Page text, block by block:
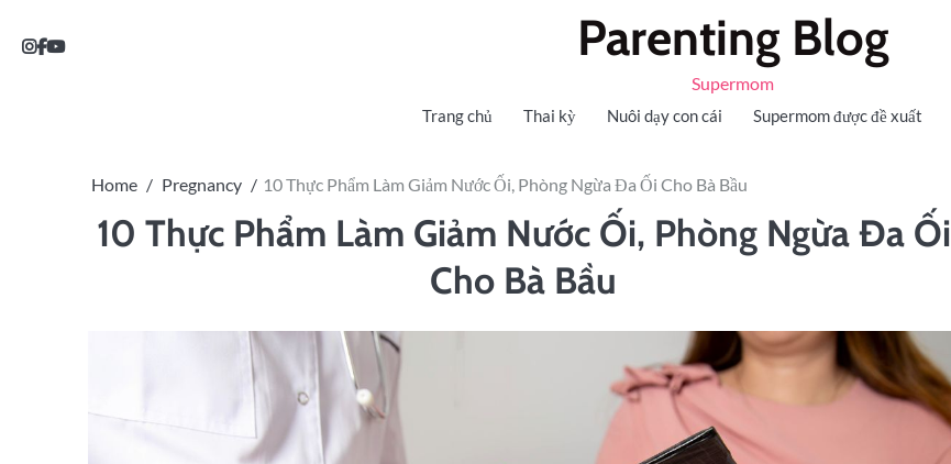
Parenting Blog
Supermom
Trang chủ Thai kỳ Nuôi dạy con cái Supermom được đề xuất
Home Pregnancy 10 Thực Phẩm Làm Giảm Nước Ối, Phòng Ngừa Đa Ối Cho Bà Bầu
10 Thực Phẩm Làm Giảm Nước Ối, Phòng Ngừa Đa Ối
Cho Bà Bầu